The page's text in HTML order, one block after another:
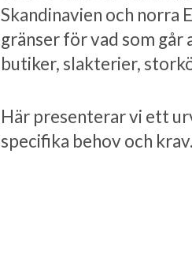
Skandinavien och norra
gränser för vad som
butiker, slakterier,
Här presenterar vi ett
specifika behov och krav.